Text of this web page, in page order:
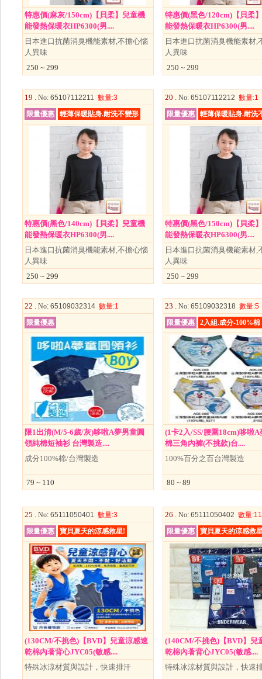
特惠價(麻灰/150cm)【貝柔】兒童機
能發熱保暖衣HP6300(男....
日本進口抗菌消臭機能素材,不擔心惱
人異味
250 ~ 299
特惠價(黑色/120cm)【貝柔
能發熱保暖衣HP6300(男....
日本進口抗菌消臭機能素材,
人異味
250 ~ 299
19 . No: 65107112211 數量:3
限量優惠
輕薄保暖貼身.耐洗不變形
特惠價(黑色/140cm)【貝柔】兒童機
能發熱保暖衣HP6300(男....
日本進口抗菌消臭機能素材,不擔心惱
人異味
250 ~ 299
20 . No: 65107112212 數量:1
限量優惠
輕薄保暖貼身.耐洗
特惠價(黑色/150cm)【貝柔
能發熱保暖衣HP6300(男....
日本進口抗菌消臭機能素材,
人異味
250 ~ 299
22 . No: 65109032314 數量:1
限量優惠
限1出清(M/5-6歲/灰)哆啦A夢男童圓
領純棉短袖衫 台灣製造....
成分100%棉/台灣製造
79 ~ 110
23 . No: 65109032318 數量:5
限量優惠
2入組.成分-100%棉
(1卡2入/SS/腰圍18cm)哆啦A
棉三角內褲(不挑款)台....
100%百分之百台灣製造
80 ~ 89
25 . No: 65111050401 數量:3
限量優惠
寶貝夏天的涼感救星!
(130CM/不挑色)【BVD】兒童涼感速
乾棉內著背心JYC05(敏感....
特殊冰涼材質與設計，快速排汗
26 . No: 65111050402 數量:11
限量優惠
寶貝夏天的涼感救
(140CM/不挑色)【BVD】兒
乾棉內著背心JYC05(敏感....
特殊冰涼材質與設計，快速